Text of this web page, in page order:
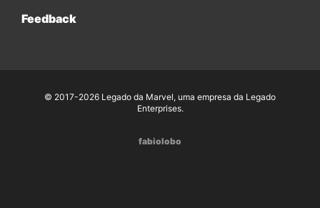
Feedback
© 2017-2026 Legado da Marvel, uma empresa da Legado
Enterprises.
fabiolobo